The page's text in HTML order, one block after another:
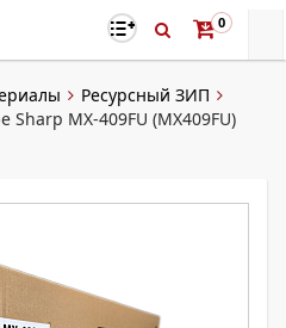
0
Ресурсный ЗИП
Sharp MX-409FU (MX409FU)